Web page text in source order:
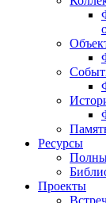
Ресурсы
Проекты